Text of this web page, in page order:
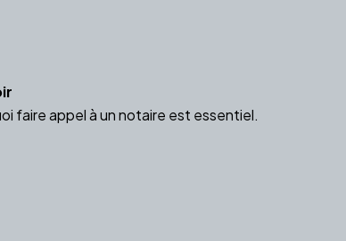
faire appel à un notaire est essentiel.